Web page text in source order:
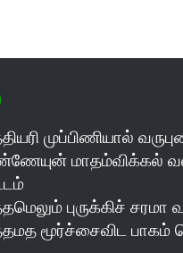
முப்பிணியால்
மாதம்விக்கல்
புருக்கிச் சரமா
மூர்ச்சைவிட பாகம்